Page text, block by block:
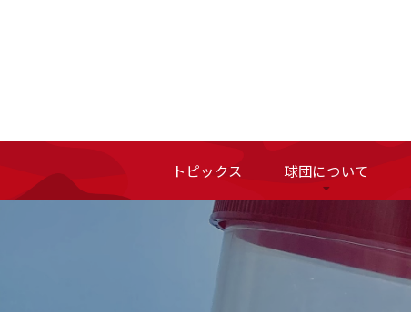
トピックス 球団について